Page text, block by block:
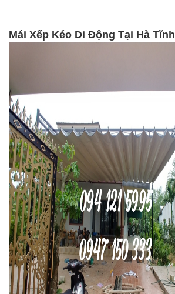
Mái Xếp Kéo Di Động Tại Hà Tĩnh